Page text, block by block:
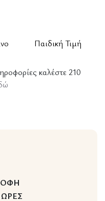
Παιδική Τιμή
καλέστε 210
ΩΡΕΣ